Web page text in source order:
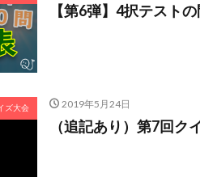
【第6弾】4択テスト
ズ大会 2019年5月24日
（追記あり）第7回